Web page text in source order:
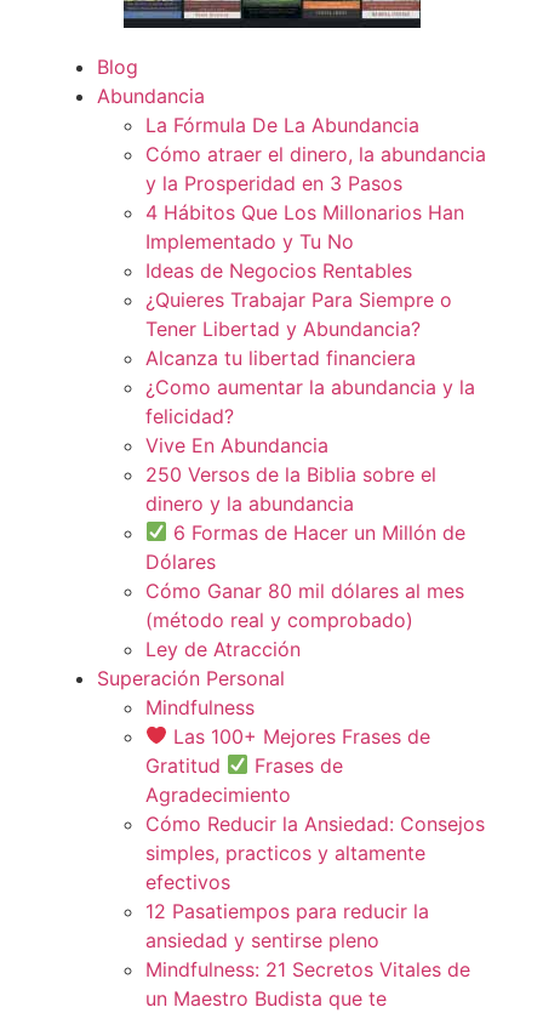
Blog
Abundancia
La Fórmula De La Abundancia
Cómo atraer el dinero, la abundancia
y la Prosperidad en 3 Pasos
4 Hábitos Que Los Millonarios Han
Implementado y Tu No
Ideas de Negocios Rentables
¿Quieres Trabajar Para Siempre o
Tener Libertad y Abundancia?
Alcanza tu libertad financiera
¿Como aumentar la abundancia y la
felicidad?
Vive En Abundancia
250 Versos de la Biblia sobre el
dinero y la abundancia
6 Formas de Hacer un Millón de
Dólares
Cómo Ganar 80 mil dólares al mes
(método real y comprobado)
Ley de Atracción
Superación Personal
Mindfulness
Las 100+ Mejores Frases de
Gratitud
Frases de
Agradecimiento
Cómo Reducir la Ansiedad: Consejos
simples, practicos y altamente
efectivos
12 Pasatiempos para reducir la
ansiedad y sentirse pleno
Mindfulness: 21 Secretos Vitales de
un Maestro Budista que te